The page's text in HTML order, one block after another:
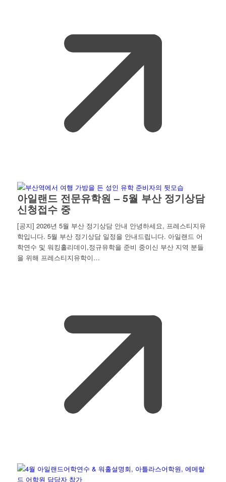
아일랜드 전문유학원 – 5월 부산 정기상담
신청접수 중
[공지] 2026년 5월 부산 정기상담 안내 안녕하세요, 프레스티지유
학입니다. 5월 부산 정기상담 일정을 안내드립니다. 아일랜드 어
학연수 및 워킹홀리데이,정규유학을 준비 중이신 부산 지역 분들
을 위해 프레스티지유학이…